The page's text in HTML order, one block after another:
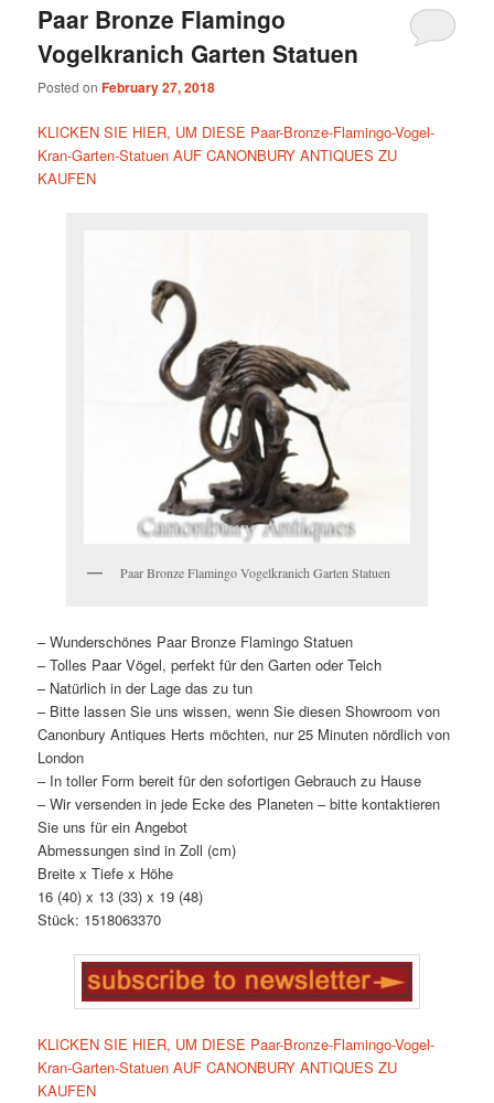
Paar Bronze Flamingo
Vogelkranich Garten Statuen
Posted onFebruary 27, 2018
KLICKEN SIE HIER, UM DIESE Paar-Bronze-Flamingo-Vogel-
Kran-Garten-Statuen AUF CANONBURY ANTIQUES ZU
KAUFEN
Paar Bronze Flamingo Vogelkranich Garten Statuen
– Wunderschönes Paar Bronze Flamingo Statuen
– Tolles Paar Vögel, perfekt für den Garten oder Teich
– Natürlich in der Lage das zu tun
– Bitte lassen Sie uns wissen, wenn Sie diesen Showroom von
Canonbury Antiques Herts möchten, nur 25 Minuten nördlich von
London
– In toller Form bereit für den sofortigen Gebrauch zu Hause
– Wir versenden in jede Ecke des Planeten – bitte kontaktieren
Sie uns für ein Angebot
Abmessungen sind in Zoll (cm)
Breite x Tiefe x Höhe
16 (40) x 13 (33) x 19 (48)
Stück: 1518063370
KLICKEN SIE HIER, UM DIESE Paar-Bronze-Flamingo-Vogel-
Kran-Garten-Statuen AUF CANONBURY ANTIQUES ZU
KAUFEN